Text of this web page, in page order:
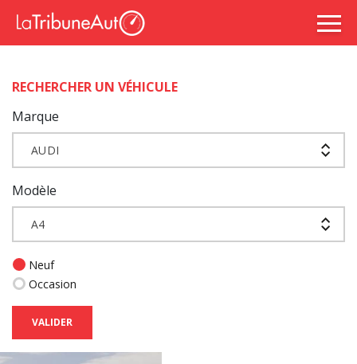
RECHERCHER UN VÉHICULE
Marque
AUDI
Modèle
A4
Neuf
Occasion
VALIDER